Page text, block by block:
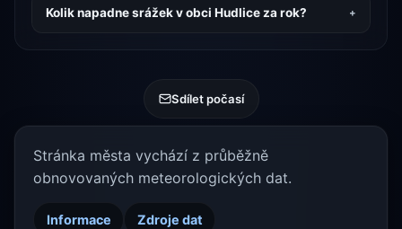
Kolik napadne srážek v obci Hudlice za rok?
Sdílet počasí
Stránka města vychází z průběžně
obnovovaných meteorologických dat.
Informace Zdroje dat